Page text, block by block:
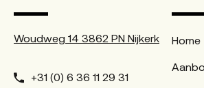
Woudweg 14 3862 PN Nijkerk
+31 (0) 6 36 11 29 31
Home